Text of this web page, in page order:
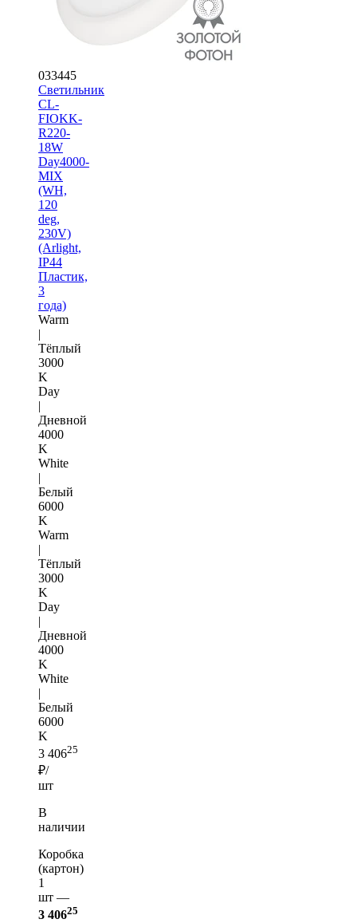
033445
Светильник
CL-
FIOKK-
R220-
18W
Day4000-
MIX
(WH,
120
deg,
230V)
(Arlight,
IP44
Пластик,
3
года)
Warm
|
Тёплый
3000
K
Day
|
Дневной
4000
K
White
|
Белый
6000
K
Warm
|
Тёплый
3000
K
Day
|
Дневной
4000
K
White
|
Белый
6000
K
3 40625
₽/
шт
В
наличии
Коробка
(картон)
1
шт —
3 40625